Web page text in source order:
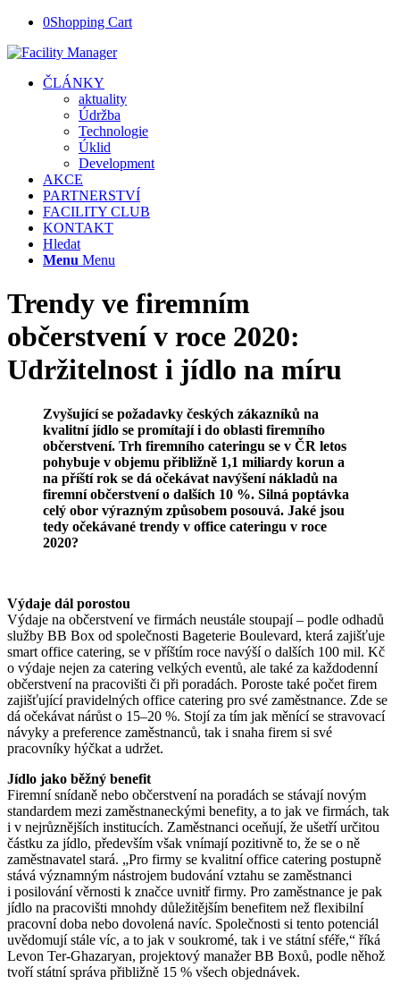
0Shopping Cart
ČLÁNKY
aktuality
Údržba
Technologie
Úklid
Development
AKCE
PARTNERSTVÍ
FACILITY CLUB
KONTAKT
Hledat
Menu Menu
Trendy ve firemním
občerstvení v roce 2020:
Udržitelnost i jídlo na míru
Zvyšující se požadavky českých zákazníků na
kvalitní jídlo se promítají i do oblasti firemního
občerstvení. Trh firemního cateringu se v ČR letos
pohybuje v objemu přibližně 1,1 miliardy korun a
na příští rok se dá očekávat navýšení nákladů na
firemní občerstvení o dalších 10 %. Silná poptávka
celý obor výrazným způsobem posouvá. Jaké jsou
tedy očekávané trendy v office cateringu v roce
2020?
Výdaje dál porostou
Výdaje na občerstvení ve firmách neustále stoupají – podle odhadů
služby BB Box od společnosti Bageterie Boulevard, která zajišťuje
smart office catering, se v příštím roce navýší o dalších 100 mil. Kč
o výdaje nejen za catering velkých eventů, ale také za každodenní
občerstvení na pracovišti či při poradách. Poroste také počet firem
zajišťující pravidelných office catering pro své zaměstnance. Zde se
dá očekávat nárůst o 15–20 %. Stojí za tím jak měnící se stravovací
návyky a preference zaměstnanců, tak i snaha firem si své
pracovníky hýčkat a udržet.
Jídlo jako běžný benefit
Firemní snídaně nebo občerstvení na poradách se stávají novým
standardem mezi zaměstnaneckými benefity, a to jak ve firmách, tak
i v nejrůznějších institucích. Zaměstnanci oceňují, že ušetří určitou
částku za jídlo, především však vnímají pozitivně to, že se o ně
zaměstnavatel stará. „Pro firmy se kvalitní office catering postupně
stává významným nástrojem budování vztahu se zaměstnanci
i posilování věrnosti k značce uvnitř firmy. Pro zaměstnance je pak
jídlo na pracovišti mnohdy důležitějším benefitem než flexibilní
pracovní doba nebo dovolená navíc. Společnosti si tento potenciál
uvědomují stále víc, a to jak v soukromé, tak i ve státní sféře,“ říká
Levon Ter-Ghazaryan, projektový manažer BB Boxů, podle něhož
tvoří státní správa přibližně 15 % všech objednávek.